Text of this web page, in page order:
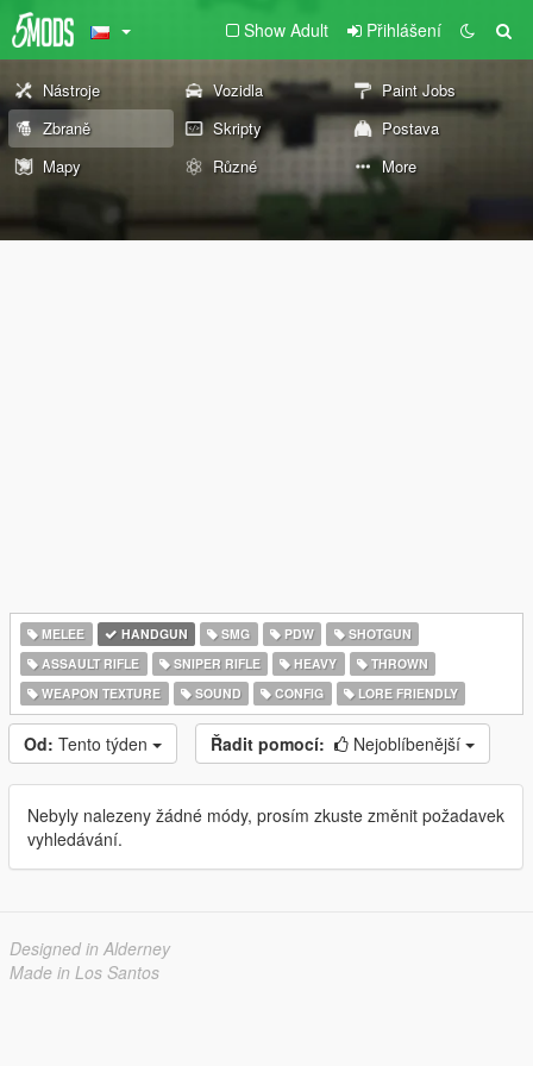
Show Adult Přihlášení
Nástroje Vozidla
Paint Jobs
Zbraně
Skripty
Postava
Mapy
Různé More
MELEE HANDGUN SMG PDW
SHOTGUN
ASSAULT RIFLE
SNIPER RIFLE HEAVY
THROWN
WEAPON TEXTURE
SOUND CONFIG LORE FRIENDLY
Od: Tento týden Řadit pomocí: Nejoblíbenější
Nebyly nalezeny žádné módy, prosím zkuste změnit požadavek
vyhledávání.
Designed in Alderney
Made in Los Santos